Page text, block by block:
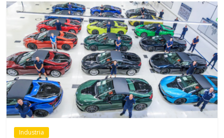
Industria